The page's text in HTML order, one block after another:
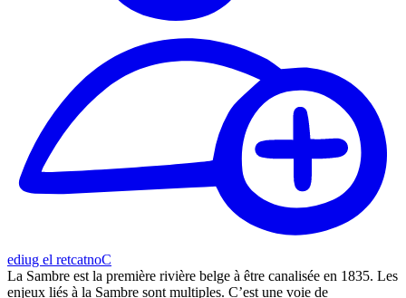
Contacter le guide
La Sambre est la première rivière belge à être canalisée en 1835. Les
enjeux liés à la Sambre sont multiples. C’est une voie de